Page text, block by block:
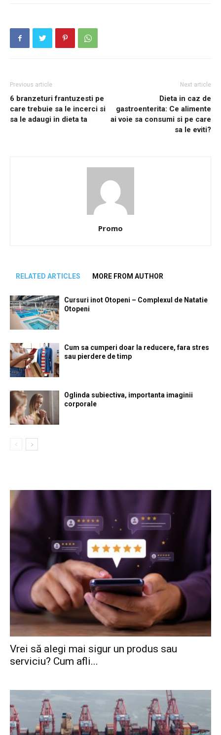
Previous article
6 branzeturi frantuzesti pe
care trebuie sa le incerci si
sa le adaugi in dieta ta
Next article
Dieta in caz de
gastroenterita: Ce alimente
ai voie sa consumi si pe care
sa le eviti?
Promo
RELATED ARTICLES MORE FROM AUTHOR
Cursuri inot Otopeni – Complexul de Natatie
Otopeni
Cum sa cumperi doar la reducere, fara stres
sau pierdere de timp
Oglinda subiectiva, importanta imaginii
corporale
Vrei să alegi mai sigur un produs sau
serviciu? Cum afli...